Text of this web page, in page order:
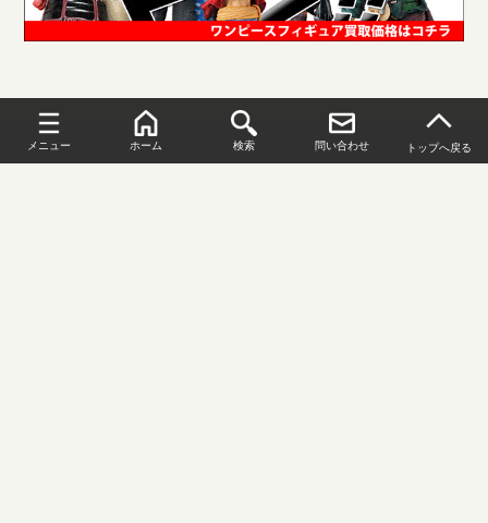
メニュー ホーム 検索 問い合わせ トップへ戻る